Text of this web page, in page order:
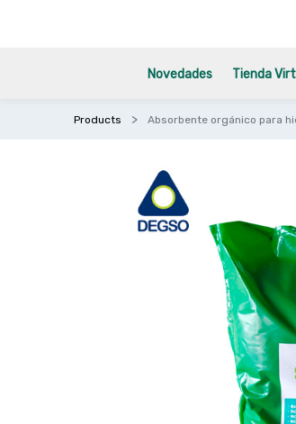
Novedades Tienda
Products Absorbente orgánico para